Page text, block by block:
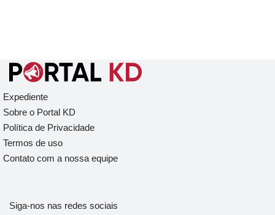
Expediente
Sobre o Portal KD
Política de Privacidade
Termos de uso
Contato com a nossa equipe
Siga-nos nas redes sociais